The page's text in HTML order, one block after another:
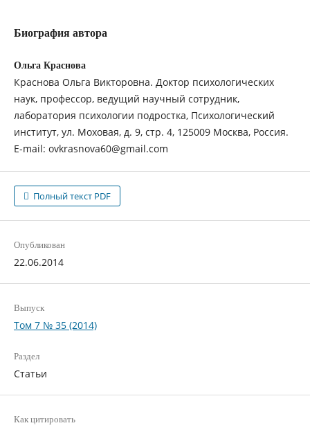
Биография автора
Ольга Краснова
Краснова Ольга Викторовна. Доктор психологических
наук, профессор, ведущий научный сотрудник,
лаборатория психологии подростка, Психологический
институт, ул. Моховая, д. 9, стр. 4, 125009 Москва, Россия.
E-mail: ovkrasnova60@gmail.com
Полный текст PDF
Опубликован
22.06.2014
Выпуск
Том 7 № 35 (2014)
Раздел
Статьи
Как цитировать